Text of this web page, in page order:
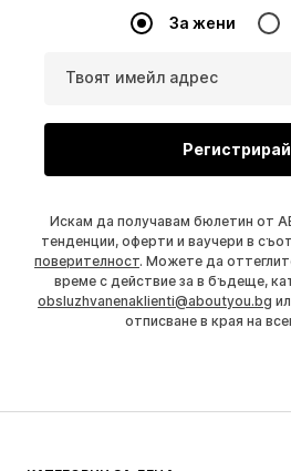
За жени
Твоят имейл адрес
Искам да получавам бюлетин от
тенденции, оферти и ваучери в
поверителност. Можете да
време с действие за в бъдеще,
obsluzhvanenaklienti@aboutyou.bg
отписване в края на